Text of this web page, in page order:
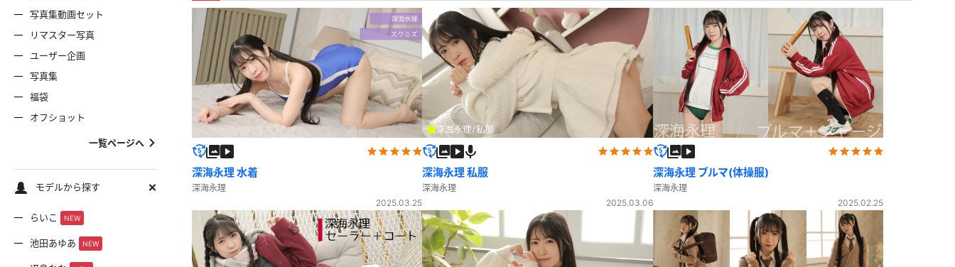
写真集動画セット
リマスター写真
ユーザー企画
写真集
福袋
オフショット
一覧ページへ
モデルから探す
らいこ NEW
池田あゆあ NEW
深海永理 水着
深海永理
2025.03.25
深海永理 私服
深海永理
2025.03.06
深海永理 ブルマ(体操服)
深海永理
2025.02.25